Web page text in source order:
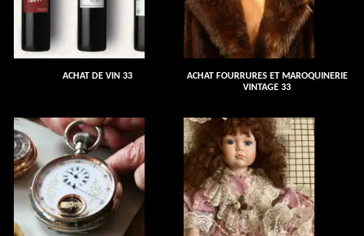
ACHAT DE VIN 33
ACHAT FOURRURES ET MAROQUINERIE
VINTAGE 33